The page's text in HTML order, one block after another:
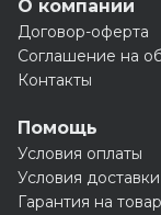
О компании
Договор-оферта
Соглашение на
Контакты
Помощь
Условия оплаты
Условия доставки
Гарантия на товар